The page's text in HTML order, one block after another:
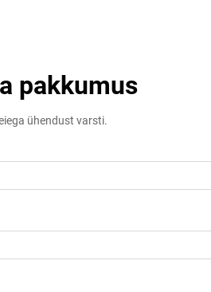
pakkumus
ühendust varsti.